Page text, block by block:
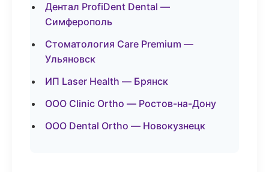
Дентал ProfiDent Dental —
Симферополь
Стоматология Care Premium —
Ульяновск
ИП Laser Health — Брянск
ООО Clinic Ortho — Ростов-на-Дону
ООО Dental Ortho — Новокузнецк